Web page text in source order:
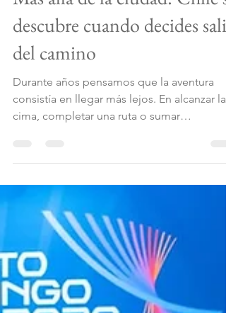
Más allá de la ciudad: Chile se
descubre cuando decides salir
del camino
Durante años pensamos que la aventura
consistía en llegar más lejos. En alcanzar la
kilómetros. Hoy está apareciendo una
importa menos que todo aquello que
en el camino. Porque salir a la naturaleza ya
no significa únicamente hacer trekking.
También puede ser caminar lentamente por
un bosque para descubrir hongos que
aparecen después de las primeras lluvias,
recorrer un humedal al amanecer p